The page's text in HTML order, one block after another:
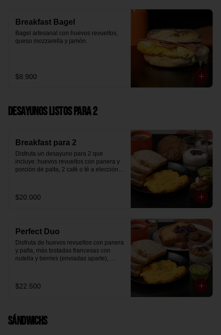
Breakfast Bagel
Bagel artesanal con huevos revueltos,
queso mozzarella y jamón.
$8.900
Desayunos Listos para 2
Breakfast para 2
Disfruta un desayuno para 2 que
incluye: huevos revueltos con panera y
porción de palta, 2 café o té a elección, 2
hecha en casa, un mini brownie y galleta
de avena para compartir.
$20.000
Perfect Duo
Disfruta de huevos revueltos con panera
y palta, más tostadas francesas con
nutella y berries (enviadas aparte),
mermelada de arándanos y granola
hecha en casa.
$22.500
Sándwichs